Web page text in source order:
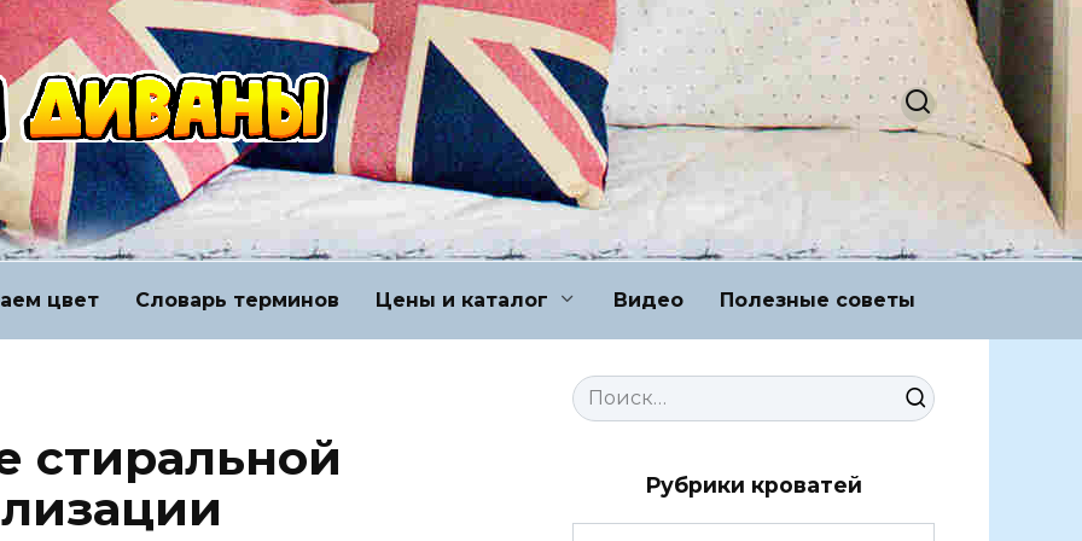
цвет Словарь терминов Цены и каталог Видео Полезные советы
стиральной
Search
for:
Рубрики кроватей